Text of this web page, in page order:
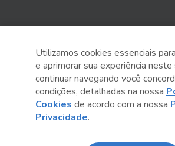
Serviço Social do Comércio
Administração Regional no Estado de São
Sesc São Paulo por aí:
Utilizamos cookies essenciais
e aprimorar sua experiência
continuar navegando você
condições, detalhadas na nossa
Cookies de acordo com a nossa
Privacidade.